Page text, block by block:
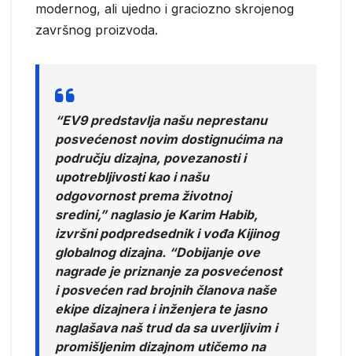
modernog, ali ujedno i graciozno skrojenog
završnog proizvoda.
“EV9 predstavlja našu neprestanu
posvećenost novim dostignućima na
području dizajna, povezanosti i
upotrebljivosti kao i našu
odgovornost prema životnoj
sredini,”naglasio je Karim Habib,
izvršni podpredsednik i vođa Kijinog
globalnog dizajna. “Dobijanje ove
nagrade je priznanje za posvećenost
i posvećen rad brojnih članova naše
ekipe dizajnera i inženjera te jasno
naglašava naš trud da sa uverljivim i
promišljenim dizajnom utičemo na